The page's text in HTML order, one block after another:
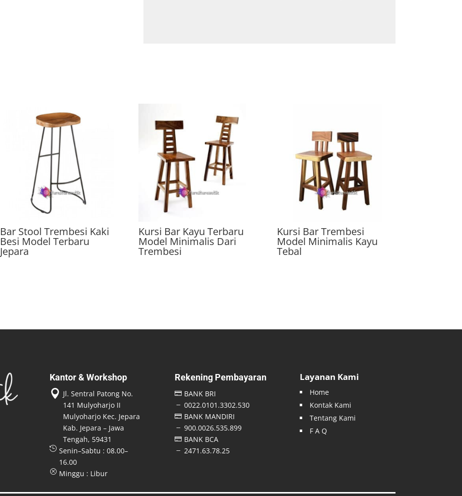
Bar Stool Trembesi Kaki
Besi Model Terbaru
Jepara
Kursi Bar Kayu Terbaru
Model Minimalis Dari
Trembesi
Kursi Bar Trembesi
Model Minimalis Kayu
Tebal
Kantor & Workshop
 Jl. Sentral Patong No.
141 Mulyoharjo II
Mulyoharjo Kec. Jepara
Kab. Jepara – Jawa
Tengah, 59431
 Senin–Sabtu : 08.00–
16.00
Q Minggu : Libur
Rekening Pembayaran
 BANK BRI
K 0022.0101.3302.530
 BANK MANDIRI
K 900.0026.535.899
 BANK BCA
K 2471.63.78.25
Layanan Kami
Home
Kontak Kami
Tentang Kami
F A Q